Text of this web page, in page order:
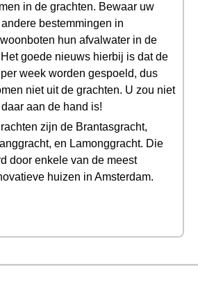
in de grachten. Bewaar uw
bestemmingen in
hun afvalwater in de
goede nieuws hierbij is dat de
week worden gespoeld, dus
niet uit de grachten. U zou niet
aan de hand is!
zijn de Brantasgracht,
en Lamonggracht. Die
door enkele van de meest
huizen in Amsterdam.